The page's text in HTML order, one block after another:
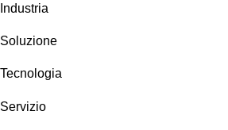
Industria
Soluzione
Tecnologia
Servizio